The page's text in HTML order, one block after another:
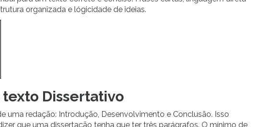
organizada e lógicidade de ideias.
Dissertativo
uma redação: Introdução, Desenvolvimento e Conclusão. Isso
que uma dissertação tenha que ter três parágrafos. O mínimo de